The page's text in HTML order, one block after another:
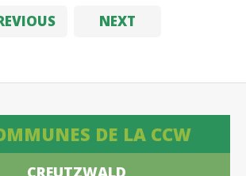
NEXT
DE LA CCW
CREUTZWALD